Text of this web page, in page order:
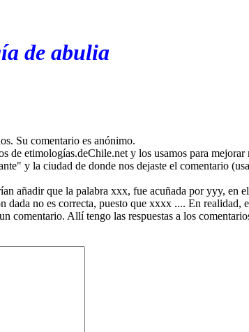
de abulia
Su comentario es anónimo.
etimologías.deChile.net y los usamos para
y la ciudad de donde nos dejaste el comentario
añadir que la palabra xxx, fue acuñada por yyy, en
no es correcta, puesto que xxxx .... En realidad,
comentario. Allí tengo las respuestas a los